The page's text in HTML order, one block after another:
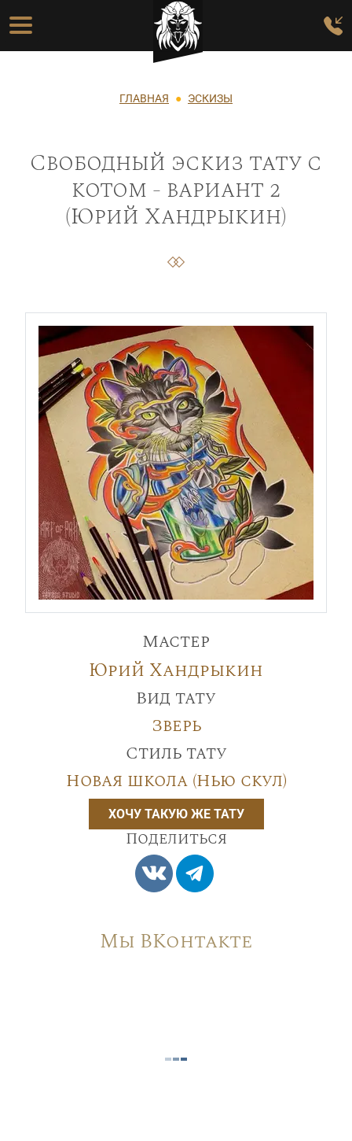
Перейти к основному содержанию
Основная навигация
Строка навигации
ГЛАВНАЯ ЭСКИЗЫ
Свободный эскиз тату с
котом - вариант 2
(Юрий Хандрыкин)
Мастер
Юрий Хандрыкин
Вид тату
Зверь
Стиль тату
Новая школа (Нью скул)
ХОЧУ ТАКУЮ ЖЕ ТАТУ
Поделиться
Мы ВКонтакте